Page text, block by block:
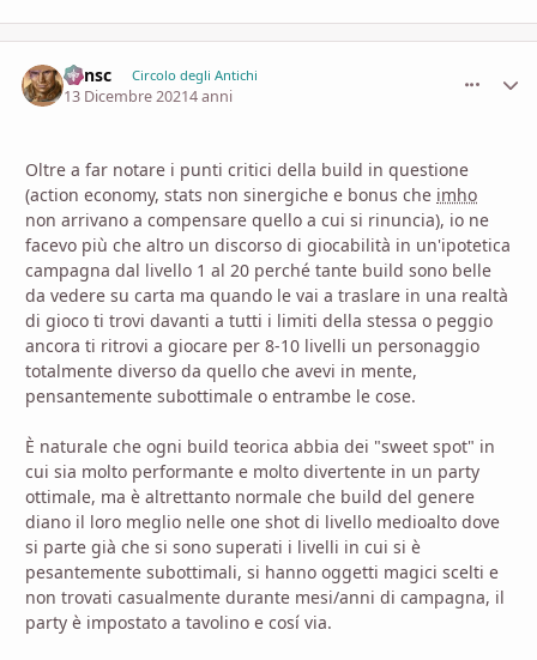
Minsc Circolo degli Antichi
13 Dicembre 20214 anni
Oltre a far notare i punti critici della build in questione
(action economy, stats non sinergiche e bonus che imho
non arrivano a compensare quello a cui si rinuncia), io ne
facevo più che altro un discorso di giocabilità in un'ipotetica
campagna dal livello 1 al 20 perché tante build sono belle
da vedere su carta ma quando le vai a traslare in una realtà
di gioco ti trovi davanti a tutti i limiti della stessa o peggio
ancora ti ritrovi a giocare per 8-10 livelli un personaggio
totalmente diverso da quello che avevi in mente,
pensantemente subottimale o entrambe le cose.
È naturale che ogni build teorica abbia dei "sweet spot" in
cui sia molto performante e molto divertente in un party
ottimale, ma è altrettanto normale che build del genere
diano il loro meglio nelle one shot di livello medioalto dove
si parte già che si sono superati i livelli in cui si è
pesantemente subottimali, si hanno oggetti magici scelti e
non trovati casualmente durante mesi/anni di campagna, il
party è impostato a tavolino e cosí via.